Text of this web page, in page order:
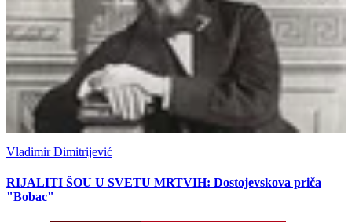
Vladimir Dimitrijević
RIJALITI ŠOU U SVETU MRTVIH: Dostojevskova priča
"Bobac"